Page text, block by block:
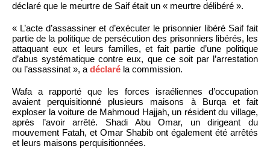
déclaré que le meurtre de Saif était un « meurtre délibéré ».
« L’acte d’assassiner et d’exécuter le prisonnier libéré Saif fait
partie de la politique de persécution des prisonniers libérés, les
attaquant eux et leurs familles, et fait partie d’une politique
d’abus systématique contre eux, que ce soit par l’arrestation
ou l’assassinat », a déclaré la commission.
Wafa a rapporté que les forces israéliennes d’occupation
avaient perquisitionné plusieurs maisons à Burqa et fait
exploser la voiture de Mahmoud Hajjah, un résident du village,
après l’avoir arrêté. Shadi Abu Omar, un dirigeant du
mouvement Fatah, et Omar Shabib ont également été arrêtés
et leurs maisons perquisitionnées.